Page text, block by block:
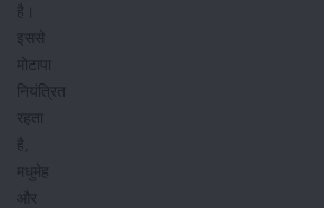
है।
इससे
मोटापा
नियंत्रित
रहता
है,
मधुमेह
और